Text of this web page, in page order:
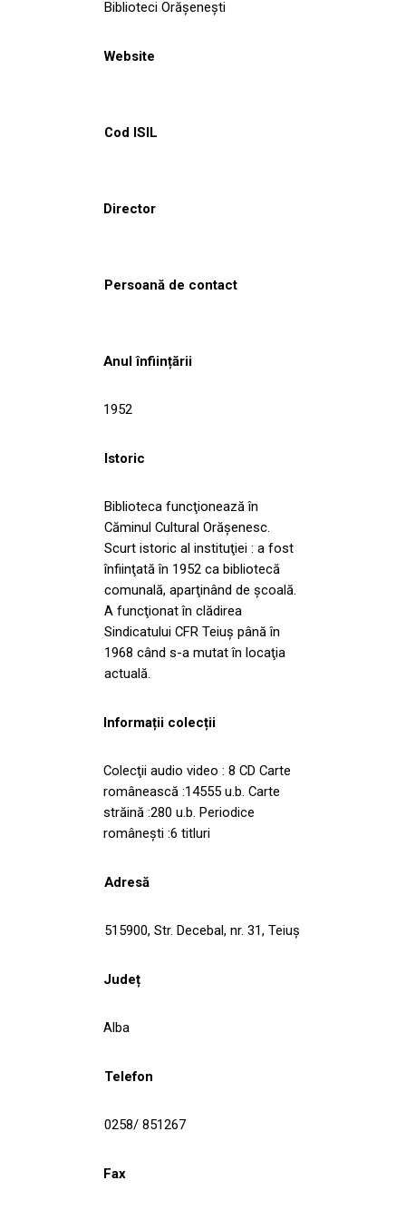
Biblioteci Orășenești
Website
Cod ISIL
Director
Persoană de contact
Anul înființării
1952
Istoric
Biblioteca funcţionează în
Căminul Cultural Orăşenesc.
Scurt istoric al instituţiei : a fost
înfiinţată în 1952 ca bibliotecă
comunală, aparţinând de şcoală.
A funcţionat în clădirea
Sindicatului CFR Teiuş până în
1968 când s-a mutat în locaţia
actuală.
Informații colecții
Colecţii audio video : 8 CD Carte
românească :14555 u.b. Carte
străină :280 u.b. Periodice
româneşti :6 titluri
Adresă
515900, Str. Decebal, nr. 31, Teiuş
Județ
Alba
Telefon
0258/ 851267
Fax